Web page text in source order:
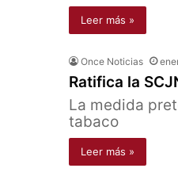
Leer más »
Once Noticias
Ratifica la
La medida
tabaco
Leer más »